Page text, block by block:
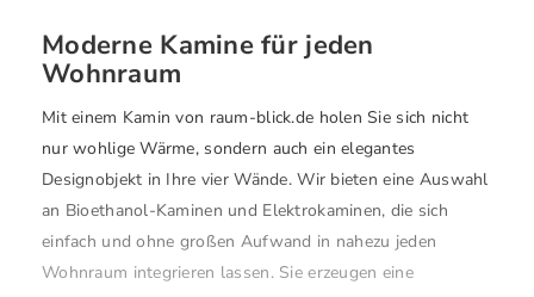
Moderne Kamine für jeden
Wohnraum
Mit einem Kamin von raum-blick.de holen Sie sich nicht
nur wohlige Wärme, sondern auch ein elegantes
Designobjekt in Ihre vier Wände. Wir bieten eine Auswahl
an Bioethanol-Kaminen und Elektrokaminen, die sich
einfach und ohne großen Aufwand in nahezu jeden
Wohnraum integrieren lassen. Sie erzeugen eine